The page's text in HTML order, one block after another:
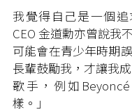
我覺得自己是一個
CEO 金道勳亦曾說我
可能會在青少年時期
長輩鼓勵我，才讓我
歌手，例如
樣。」